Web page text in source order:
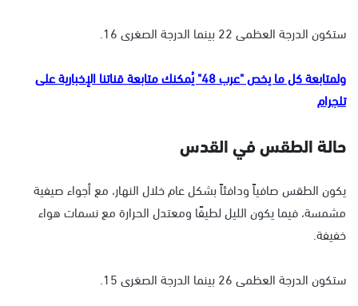
ستكون الدرجة العظمى 22 بينما الدرجة الصغرى 16.
ولمتابعة كل ما يخص "عرب 48" يُمكنك متابعة قناتنا الإخبارية على
تلجرام
حالة الطقس في القدس
يكون الطقس صافياً ودافئاً بشكل عام خلال النهار، مع أجواء صيفية
مشمسة، فيما يكون الليل لطيفًا ومعتدل الحرارة مع نسمات هواء
خفيفة.
ستكون الدرجة العظمى 26 بينما الدرجة الصغرى 15.